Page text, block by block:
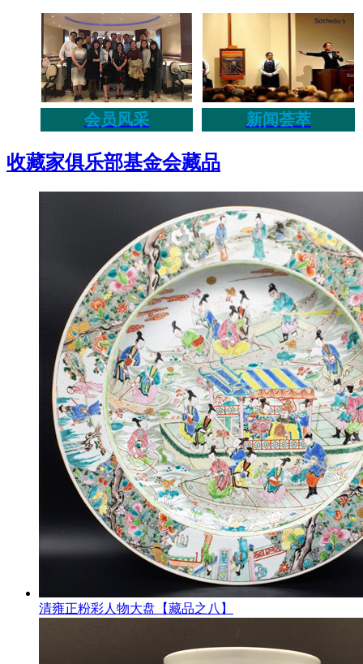
会员风采 新闻荟萃
收藏家俱乐部基金会藏品
清雍正粉彩人物大盘【藏品之八】